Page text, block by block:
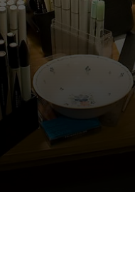
Генерала Смирнова \ 4
+7(925)188-84-09
ОПЛАТА